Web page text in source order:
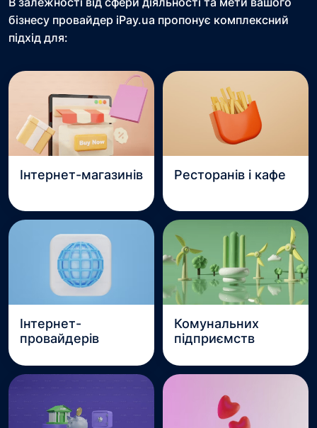
бізнесу провайдер iPay.ua пропонує комплексний
підхід для:
Інтернет-магазинів Ресторанів і кафе
Інтернет-
провайдерів
Комунальних
підприємств